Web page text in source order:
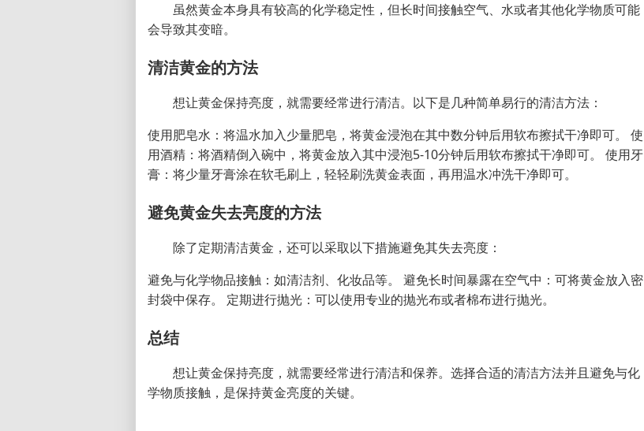
虽然黄金本身具有较高的化学稳定性，但长时间接触空气、水或者其他化学物质可能
会导致其变暗。
清洁黄金的方法
想让黄金保持亮度，就需要经常进行清洁。以下是几种简单易行的清洁方法：
使用肥皂水：将温水加入少量肥皂，将黄金浸泡在其中数分钟后用软布擦拭干净即可。 使
用酒精：将酒精倒入碗中，将黄金放入其中浸泡5-10分钟后用软布擦拭干净即可。 使用牙
膏：将少量牙膏涂在软毛刷上，轻轻刷洗黄金表面，再用温水冲洗干净即可。
避免黄金失去亮度的方法
除了定期清洁黄金，还可以采取以下措施避免其失去亮度：
避免与化学物品接触：如清洁剂、化妆品等。 避免长时间暴露在空气中：可将黄金放入密
封袋中保存。 定期进行抛光：可以使用专业的抛光布或者棉布进行抛光。
总结
想让黄金保持亮度，就需要经常进行清洁和保养。选择合适的清洁方法并且避免与化
学物质接触，是保持黄金亮度的关键。